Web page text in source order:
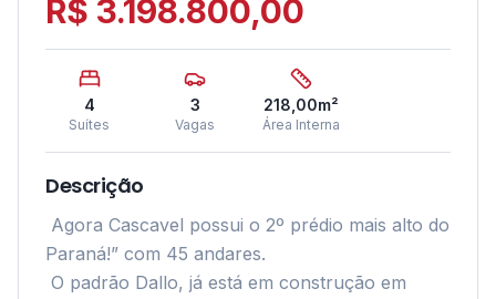
R$ 3.198.800,00
4
Suítes
3
Vagas
218,00m²
Área Interna
Descrição
Paraná!” com 45 andares.